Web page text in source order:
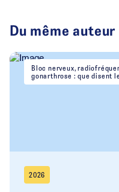
Du même auteur
Bloc nerveux,
gonarthrose : que disent
2026